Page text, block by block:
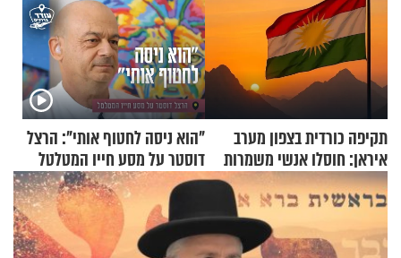
תקיפה כורדית בצפון מערב
איראן: חוסלו אנשי משמרות
המהפכה
"הוא ניסה לחטוף אותי": הרצל
דוסטר על מסע חייו המטלטל